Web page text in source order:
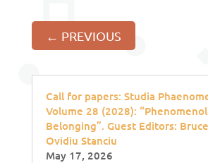
← PREVIOUS
Call for papers: Studia
Volume 28 (2028):
Belonging”. Guest Editors:
Ovidiu Stanciu
May 17, 2026